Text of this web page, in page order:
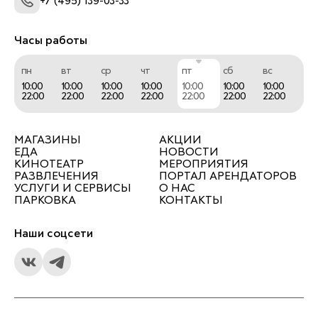
Часы работы
пн
10:00
22:00
вт
10:00
22:00
ср
10:00
22:00
чт
10:00
22:00
пт
10:00
22:00
сб
10:00
22:00
вс
10:00
22:00
МАГАЗИНЫ
ЕДА
КИНОТЕАТР
РАЗВЛЕЧЕНИЯ
УСЛУГИ И СЕРВИСЫ
ПАРКОВКА
АКЦИИ
НОВОСТИ
МЕРОПРИЯТИЯ
ПОРТАЛ АРЕНДАТОРОВ
О НАС
КОНТАКТЫ
Наши соцсети